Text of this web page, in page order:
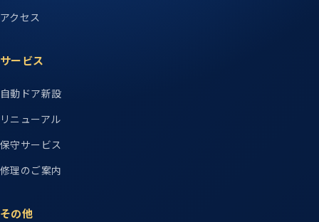
アクセス
サービス
自動ドア新設
リニューアル
保守サービス
修理のご案内
その他